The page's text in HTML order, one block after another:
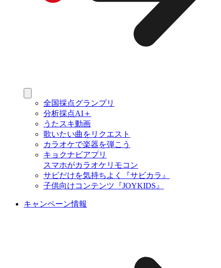
全国採点グランプリ
分析採点AI＋
うたスキ動画
歌いたい曲をリクエスト
カラオケで楽器を弾こう
キョクナビアプリ
スマホがカラオケリモコン
サビだけを気持ちよく『サビカラ』
子供向けコンテンツ『JOYKIDS』
キャンペーン情報